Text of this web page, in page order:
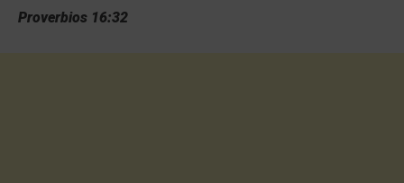
Proverbios 16:32